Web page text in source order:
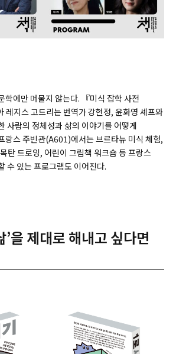
학에만 머물지 않는다. 『미식 잡학 사전
레지스 고드리는 번역가 강현정, 윤화영 셰프와
사람의 정체성과 삶의 이야기를 어떻게
랑스 주빈관(A601)에서는 브르타뉴 미식 체험,
탄 드로잉, 어린이 그림책 워크숍 등 프랑스
수 있는 프로그램도 이어진다.
’을 제대로 해내고 싶다면